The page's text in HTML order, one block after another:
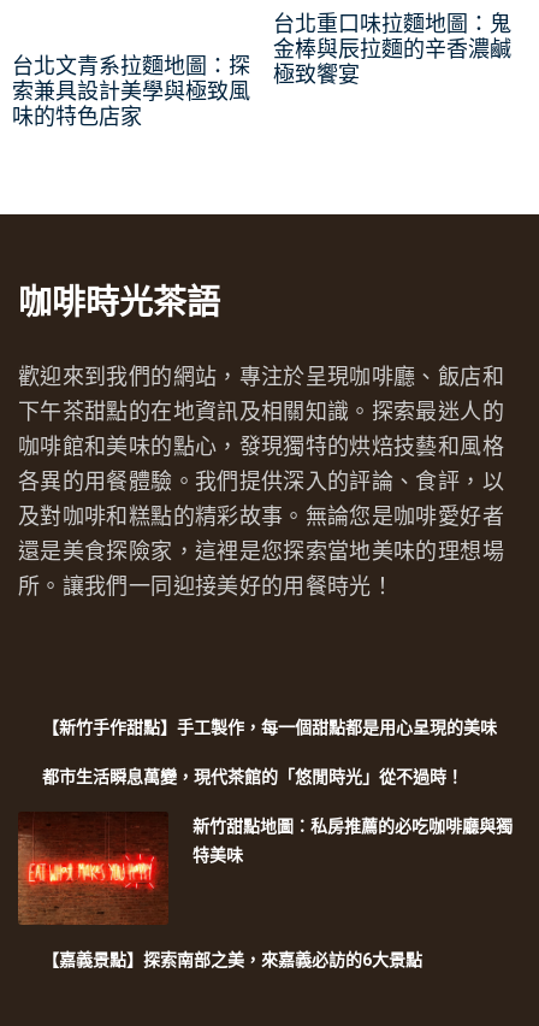
台北文青系拉麵地圖：探
索兼具設計美學與極致風
味的特色店家
台北重口味拉麵地圖：鬼
金棒與辰拉麵的辛香濃鹹
極致饗宴
咖啡時光茶語
歡迎來到我們的網站，專注於呈現咖啡廳、飯店和
下午茶甜點的在地資訊及相關知識。探索最迷人的
咖啡館和美味的點心，發現獨特的烘焙技藝和風格
各異的用餐體驗。我們提供深入的評論、食評，以
及對咖啡和糕點的精彩故事。無論您是咖啡愛好者
還是美食探險家，這裡是您探索當地美味的理想場
所。讓我們一同迎接美好的用餐時光！
【新竹手作甜點】手工製作，每一個甜點都是用心呈現的美味
都市生活瞬息萬變，現代茶館的「悠閒時光」從不過時！
新竹甜點地圖：私房推薦的必吃咖啡廳與獨
特美味
【嘉義景點】探索南部之美，來嘉義必訪的6大景點